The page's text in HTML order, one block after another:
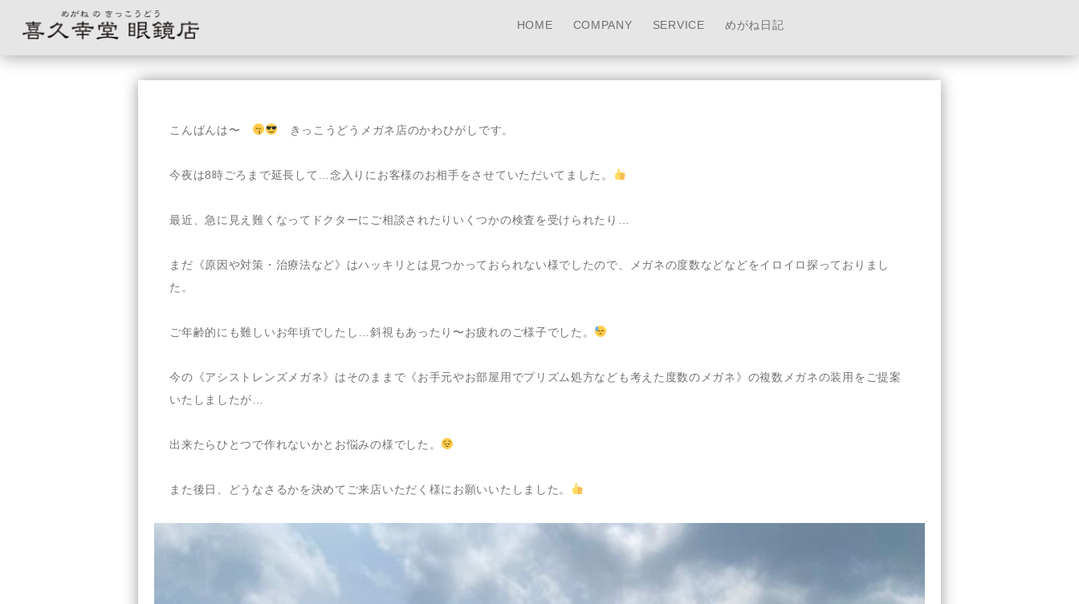
HOME COMPANY SERVICE めがね日記
こんばんは〜 きっこうどうメガネ店のかわひがしです。
今夜は8時ごろまで延長して…念入りにお客様のお相手をさせていただいてました。
最近、急に見え難くなってドクターにご相談されたりいくつかの検査を受けられたり…
まだ《原因や対策・治療法など》はハッキリとは見つかっておられない様でしたので、メガネの度数などなどをイロイロ探っておりまし
た。
ご年齢的にも難しいお年頃でしたし…斜視もあったり〜お疲れのご様子でした。
今の《アシストレンズメガネ》はそのままで《お手元やお部屋用でプリズム処方なども考えた度数のメガネ》の複数メガネの装用をご提案
いたしましたが…
出来たらひとつで作れないかとお悩みの様でした。
また後日、どうなさるかを決めてご来店いただく様にお願いいたしました。